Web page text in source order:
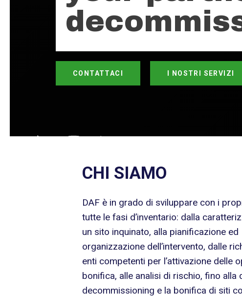
CONTATTACI I NOSTRI SERVIZI
CHI SIAMO
DAF è in grado di sviluppare con i
tutte le fasi d’inventario: dalla
un sito inquinato, alla pianificazione ed
organizzazione dell’intervento, dalle
enti competenti per l’attivazione delle
bonifica, alle analisi di rischio, fino alla
decommissioning e la bonifica di siti